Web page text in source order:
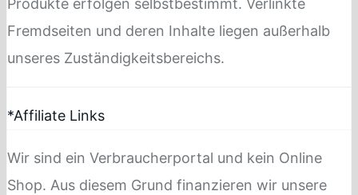
Fremdseiten und deren Inhalte liegen außerhalb
unseres Zuständigkeitsbereichs.
*Affiliate Links
Wir sind ein Verbraucherportal und kein Online
Shop. Aus diesem Grund finanzieren wir unsere